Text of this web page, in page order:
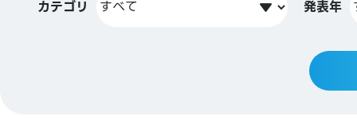
カテゴリ 発表年